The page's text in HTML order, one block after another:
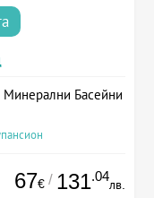
Минерални Басейни
67€ / 131.04
лв.